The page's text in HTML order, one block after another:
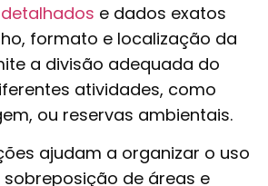
e dados exatos
formato e localização da
a divisão adequada do
atividades, como
ou reservas ambientais.
ajudam a organizar o uso
de áreas e